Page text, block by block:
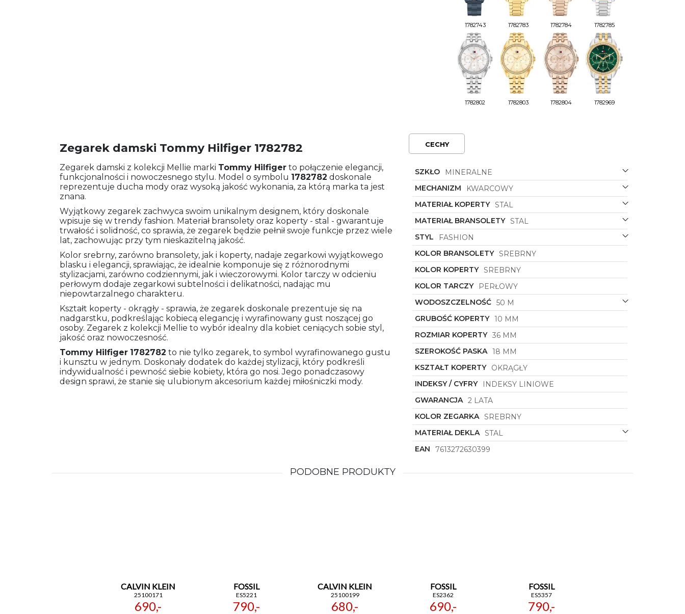
1782743 1782783 1782784 1782785
1782802 1782803 1782804 1782969
Zegarek damski Tommy Hilfiger 1782782
Zegarek damski z kolekcji Mellie marki Tommy Hilfiger to połączenie elegancji,
funkcjonalności i nowoczesnego stylu. Model o symbolu 1782782 doskonale
reprezentuje ducha mody oraz wysoką jakość wykonania, za którą marka ta jest
znana.
Wyjątkowy zegarek zachwyca swoim unikalnym designem, który doskonale
wpisuje się w trendy fashion. Materiał bransolety oraz koperty - stal - gwarantuje
trwałość i solidność, co sprawia, że zegarek będzie pełnił swoje funkcje przez wiele
lat, zachowując przy tym nieskazitelną jakość.
Kolor srebrny, zarówno bransolety, jak i koperty, nadaje zegarkowi wyjątkowego
blasku i elegancji, sprawiając, że idealnie komponuje się z różnorodnymi
stylizacjami, zarówno codziennymi, jak i wieczorowymi. Kolor tarczy w odcieniu
perłowym dodaje zegarkowi subtelności i delikatności, nadając mu
niepowtarzalnego charakteru.
Kształt koperty - okrągły - sprawia, że zegarek doskonale prezentuje się na
nadgarstku, podkreślając kobiecą elegancję i wyrafinowany gust noszącej go
osoby. Zegarek z kolekcji Mellie to wybór idealny dla kobiet ceniących sobie styl,
jakość oraz nowoczesność.
Tommy Hilfiger 1782782 to nie tylko zegarek, to symbol wyrafinowanego gustu
i kunsztu w jednym. Doskonały dodatek do każdej stylizacji, który podkreśli
indywidualność i pewność siebie kobiety, która go nosi. Jego ponadczasowy
design sprawi, że stanie się ulubionym akcesorium każdej miłośniczki mody.
CECHY
SZKŁO
MINERALNE
MECHANIZM
KWARCOWY
MATERIAŁ KOPERTY STAL
MATERIAŁ BRANSOLETY STAL
STYL
FASHION
KOLOR BRANSOLETY SREBRNY
KOLOR KOPERTY SREBRNY
KOLOR TARCZY
PERŁOWY
WODOSZCZELNOŚĆ 50 M
GRUBOŚĆ KOPERTY 10 MM
ROZMIAR KOPERTY 36 MM
SZEROKOŚĆ PASKA 18 MM
KSZTAŁT KOPERTY
OKRĄGŁY
INDEKSY / CYFRY
INDEKSY LINIOWE
GWARANCJA 2 LATA
KOLOR ZEGARKA SREBRNY
MATERIAŁ DEKLA STAL
EAN
7613272630399
PODOBNE PRODUKTY
CALVIN KLEIN
25100171
690,-
FOSSIL
ES5221
790,-
CALVIN KLEIN
25100199
680,-
FOSSIL
ES2362
690,-
FOSSIL
ES5357
790,-